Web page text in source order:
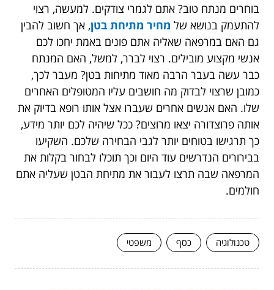
בוחרים מנתח טוב? אתם לגמרי צודקים. למעשה, רצוי
להתעמק בנושא של מחיר מתיחת בטן, אך חשוב להבין
גם האם במרפאה שאליה אתם פונים באמת יחכו לכם
אנשי מקצוע מובילים. רצוי לברר, למשל, האם המנתח
כבר עשה בעבר הרבה מאוד מתיחות בטן? מעבר לכך,
כמובן שרצוי לבדוק מה חושבים עליו המטופלים האחרים
שלו. האם אנשים אחרים שעברו אצל אותו רופא בדיוק את
אותה פרוצדורה יצאו מרוצים? ככל שיהיה לכם יותר מידע,
כך תרגישו בטוחים יותר לגבי הבחירה שלכם. השקיעו
בבירורים הנדרשים עוד היום וכך תוכלו לבחור בקלות את
המרפאה שבה תרצו לעבור את מתיחת הבטן שעליה אתם
חולמים.
טכנולוגיה כסף משפטי